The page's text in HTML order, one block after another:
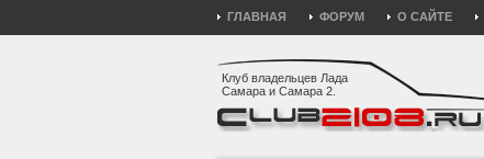
ГЛАВНАЯ ФОРУМ О САЙТЕ
Клуб владельцев Лада
Самара и Самара 2.